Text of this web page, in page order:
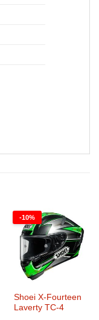
-10%
Shoei X-Fourteen
Laverty TC-4